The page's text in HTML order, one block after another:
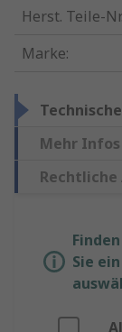
Herst. Teile-
Marke:
Mehr
Sie